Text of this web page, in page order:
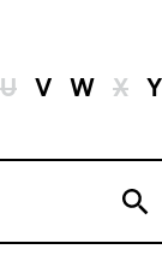
U V W X Y